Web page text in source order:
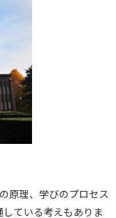
原理、学びのプロセス
ている考えもありま